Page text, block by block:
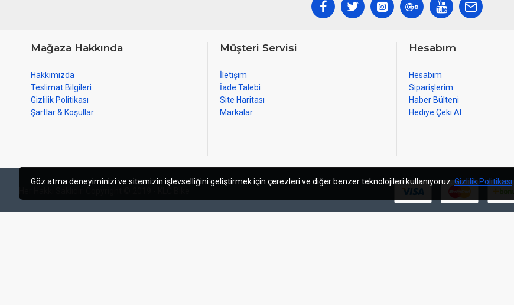
Mağaza Hakkında
Hakkımızda
Teslimat Bilgileri
Gizlilik Politikası
Şartlar & Koşullar
Müşteri Servisi
İletişim
İade Talebi
Site Haritası
Markalar
Hesabım
Hesabım
Siparişlerim
Haber Bülteni
Hediye Çeki Al
Göz atma deneyiminizi ve sitemizin işlevselliğini geliştirmek için çerezleri ve diğer benzer teknolojileri kullanıyoruz. Gizlilik Politikası.